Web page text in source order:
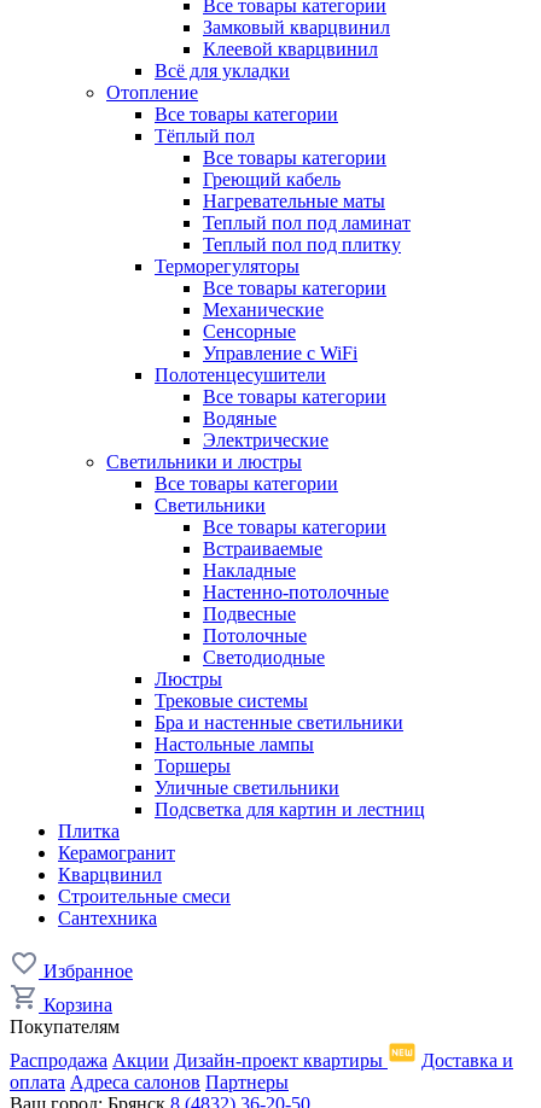
Все товары категории
Замковый кварцвинил
Клеевой кварцвинил
Всё для укладки
Отопление
Все товары категории
Тёплый пол
Все товары категории
Греющий кабель
Нагревательные маты
Теплый пол под ламинат
Теплый пол под плитку
Терморегуляторы
Все товары категории
Механические
Сенсорные
Управление с WiFi
Полотенцесушители
Все товары категории
Водяные
Электрические
Светильники и люстры
Все товары категории
Светильники
Все товары категории
Встраиваемые
Накладные
Настенно-потолочные
Подвесные
Потолочные
Светодиодные
Люстры
Трековые системы
Бра и настенные светильники
Настольные лампы
Торшеры
Уличные светильники
Подсветка для картин и лестниц
Плитка
Керамогранит
Кварцвинил
Строительные смеси
Сантехника
Избранное
Корзина
Покупателям
Распродажа Акции Дизайн-проект квартиры
Доставка и
оплата Адреса салонов Партнеры
Ваш город: Брянск 8 (4832) 36-20-50